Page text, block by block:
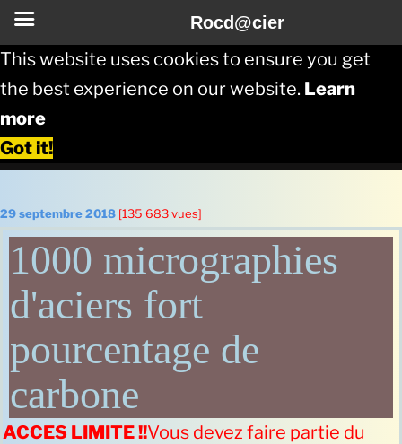
This website uses cookies to ensure you get
the best experience on our website. Learn
more
Got it!
Aller
au
contenu
principal
29 septembre 2018 [135 683 vues]
1000 micrographies
d'aciers fort
pourcentage de
carbone
ACCES LIMITE !!Vous devez faire partie du
Rocd@cier